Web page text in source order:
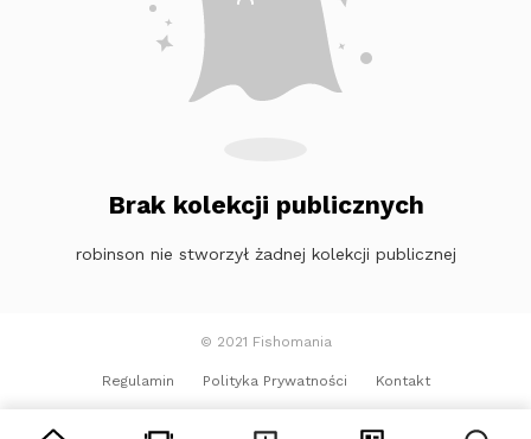
Brak kolekcji publicznych
robinson nie stworzył żadnej kolekcji publicznej
© 2021 Fishomania
Regulamin Polityka Prywatności Kontakt